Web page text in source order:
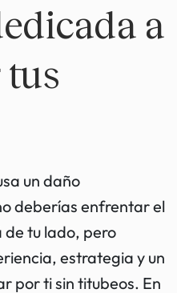
a
un daño
deberías enfrentar el
de tu lado, pero
estrategia y un
por ti sin titubeos. En